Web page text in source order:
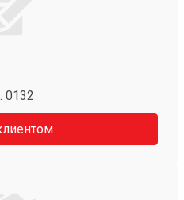
0132